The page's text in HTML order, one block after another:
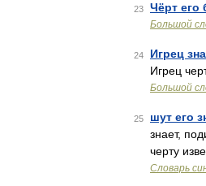
23 Чёрт его
Большой
24 Игрец
Игрец
Большой
25 шут его
знает,
черту
Словарь